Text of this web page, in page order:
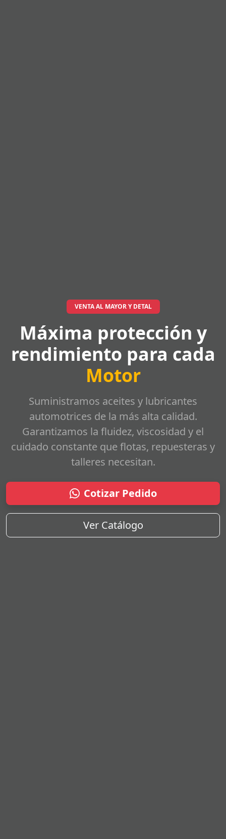
VENTA AL MAYOR Y DETAL
Máxima protección y
rendimiento para cada
Motor
Suministramos aceites y lubricantes
automotrices de la más alta calidad.
Garantizamos la fluidez, viscosidad y el
cuidado constante que flotas, repuesteras y
talleres necesitan.
Cotizar Pedido
Ver Catálogo